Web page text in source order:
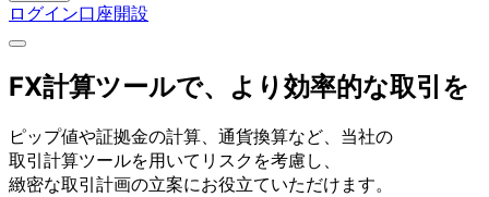
ログイン口座開設
FX計算ツールで、 より 効率的な取引を
ピップ値や証拠金の計算、 通貨換算など、 当社の
取引計算ツールを用いて リスクを考慮し、
緻密な取引計画の立案にお役立ていただけます。